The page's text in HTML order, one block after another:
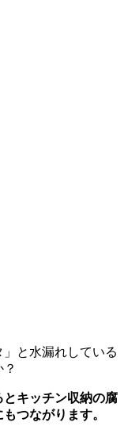
と水漏れしている
キッチン収納の腐
つながります。